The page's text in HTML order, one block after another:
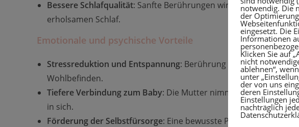
Bessere Schlafqualität: Sanfte Berührungen wirken beruhigend
erholsamen Schlaf.
Emotionale und psychische Vorteile
Stressreduktion und Entspannung: Berührung senkt das
Wohlbefinden.
Tiefere Verbindung zum Baby: Die Mutter nimmt ihren Körper
in sich.
Förderung der Selbstfürsorge: Eine bewusste Pause nur für
notwendig. Die
der
eingesetzt. Die
Informationen
Klicken Sie auf
nicht
ablehnen“,
unter
der von uns
deren
Einstellungen
nachträglich